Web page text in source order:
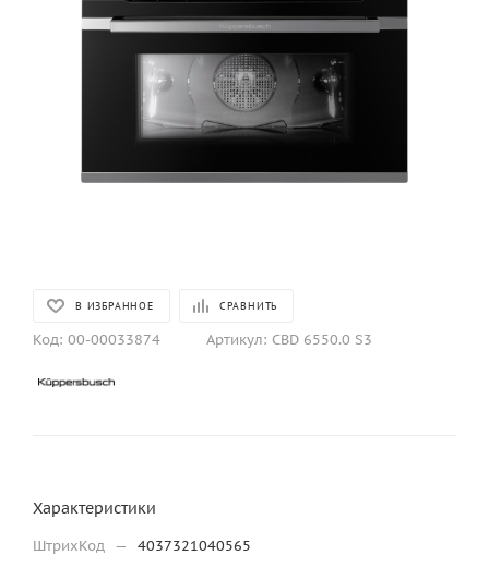
В ИЗБРАННОЕ СРАВНИТЬ
Код: 00-00033874 Артикул: CBD 6550.0 S3
Характеристики
ШтрихКод — 4037321040565